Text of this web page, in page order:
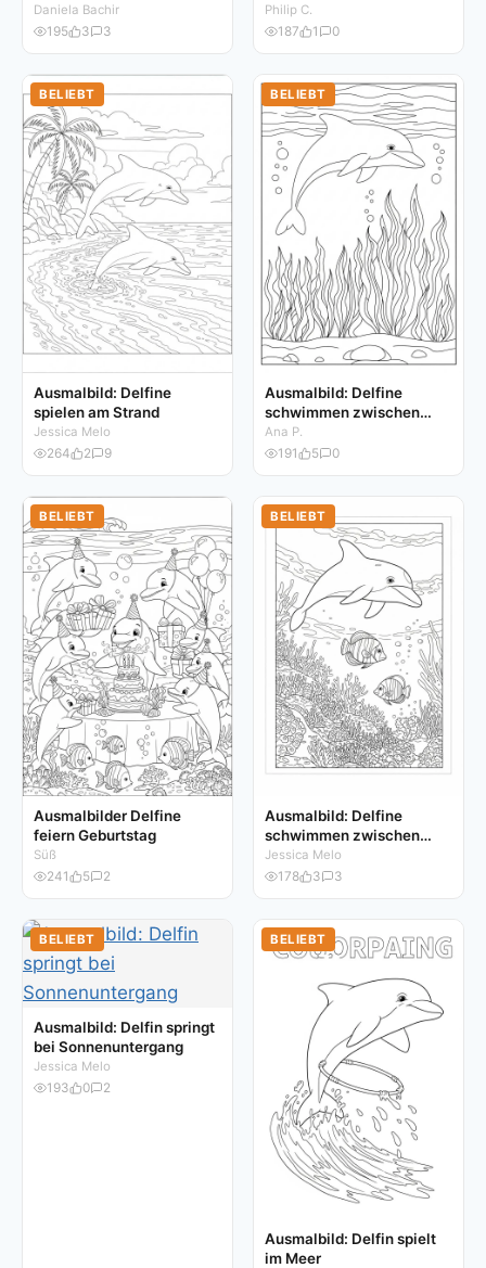
Daniela Bachir
195
3 3
Philip C.
187
1 0
BELIEBT
Ausmalbild: Delfine
spielen am Strand
Jessica Melo
264
2 9
BELIEBT
Ausmalbild: Delfine
schwimmen zwischen
Algen
Ana P.
191
5 0
BELIEBT
Ausmalbilder Delfine
feiern Geburtstag
Süß
241
5 2
BELIEBT
Ausmalbild: Delfine
schwimmen zwischen
Fischen
Jessica Melo
178
3 3
BELIEBT
Ausmalbild: Delfin springt
bei Sonnenuntergang
Jessica Melo
193
0 2
BELIEBT
Ausmalbild: Delfin spielt
im Meer